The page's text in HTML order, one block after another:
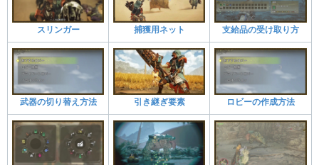
スリンガー 捕獲用ネット 支給品の受け取り方
武器の切り替え方法 引き継ぎ要素 ロビーの作成方法